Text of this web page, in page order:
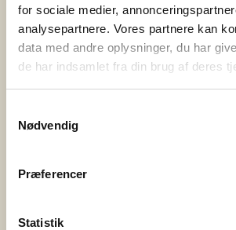
for sociale medier,
analysepartnere. Vores partnere kan
data med andre oplysninger, du har
de har indsamlet fra din brug af deres
Nødvendig
Præferencer
Statistik
PårørendeKurset gør en forskel
Bedre Psykiatri har i samarbejde
Universitet og Center for
gennemført en omfattende
styrker pårørendes trivsel,
redskaber til hverdagen med et
udviklingsforstyrrelse. Hvad er